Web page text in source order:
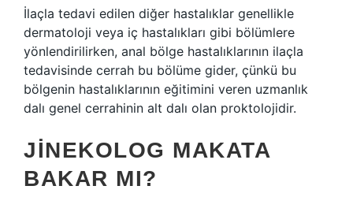
İlaçla tedavi edilen diğer hastalıklar genellikle
dermatoloji veya iç hastalıkları gibi bölümlere
yönlendirilirken, anal bölge hastalıklarının ilaçla
tedavisinde cerrah bu bölüme gider, çünkü bu
bölgenin hastalıklarının eğitimini veren uzmanlık
dalı genel cerrahinin alt dalı olan proktolojidir.
JINEKOLOG MAKATA
BAKAR MI?